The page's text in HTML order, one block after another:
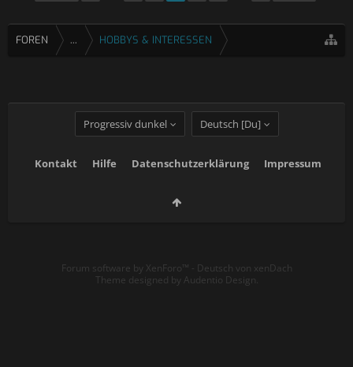
FOREN ... HOBBYS & INTERESSEN
Progressiv dunkel Deutsch [Du]
Kontakt Hilfe Datenschutzerklärung Impressum
Forum software by XenForo™ - Deutsch von xenDach
Theme designed by Audentio Design.